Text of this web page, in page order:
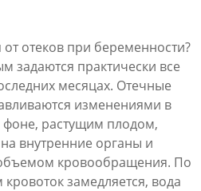
от отеков при беременности?
задаются практически все
месяцах. Отечные
изменениями в
растущим плодом,
внутренние органы и
кровообращения. По
замедляется, вода